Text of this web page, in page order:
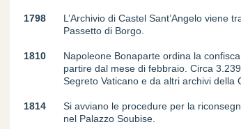
1798
L’Archivio di Castel Sant’Angelo viene
Passetto di Borgo.
1810
Napoleone Bonaparte ordina la
partire dal mese di febbraio. Circa
Segreto Vaticano e da altri archivi della
1814
Si avviano le procedure per la
nel Palazzo Soubise.